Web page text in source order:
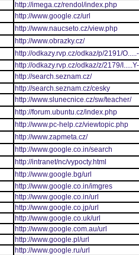
http://imega.cz/rendol/index.php
http://www.google.cz/url
http://www.naucseto.cz/view.php
http://www.obrazky.cz/
http://odkazy.rvp.cz/odkaz/p/2191/
http://odkazy.rvp.cz/odkaz/z/2179/
http://search.seznam.cz/
http://search.seznam.cz/cesky
http://www.slunecnice.cz/sw/teacher/
http://forum.ubuntu.cz/index.php
http://www.pc-help.cz/viewtopic.php
http://www.zapmeta.cz/
http://www.google.co.in/search
http://intranet/nc/vypocty.html
http://www.google.bg/url
http://www.google.co.in/imgres
http://www.google.co.in/url
http://www.google.co.jp/url
http://www.google.co.uk/url
http://www.google.com.au/url
http://www.google.pl/url
http://www.google.ru/url